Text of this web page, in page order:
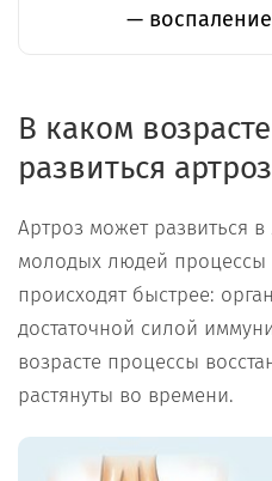
—
В каком
развиться
Артроз может развиться
молодых людей процессы
происходят быстрее:
достаточной силой
возрасте процессы
растянуты во времени.